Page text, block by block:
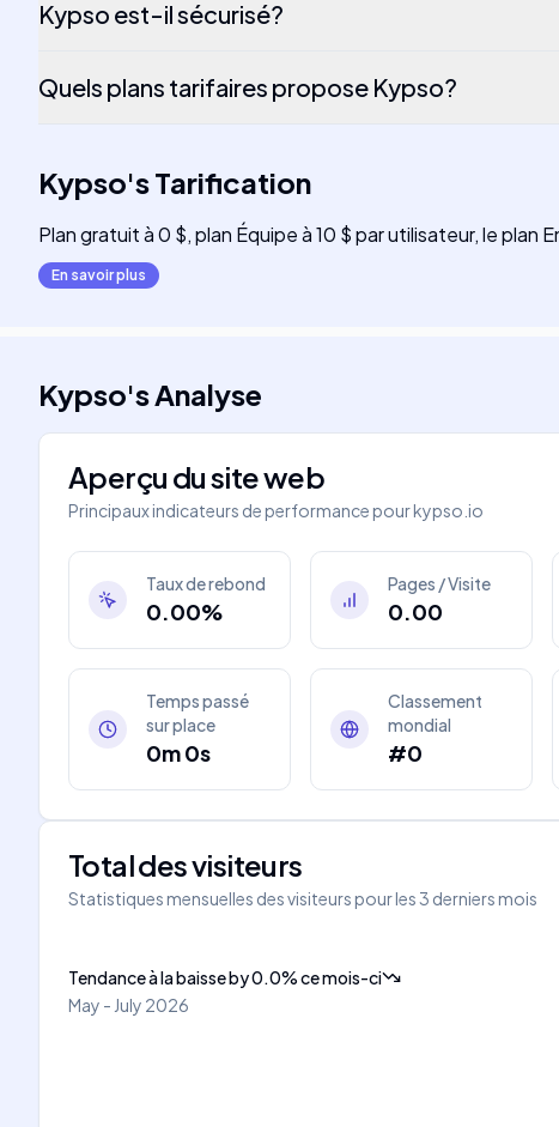
Kypso est-il sécurisé?
Quels plans tarifaires propose Kypso?
Kypso'sTarification
Plan gratuit à 0 $, plan Équipe à 10 $ par utilisateur, le plan
En savoir plus
Kypso'sAnalyse
Aperçu du site web
Principaux indicateurs de performance pourkypso.io
Taux de rebond
0.00%
Pages / Visite
0.00
Temps passé
sur place
0m 0s
Classement
mondial
#0
Total des visiteurs
Statistiques mensuelles des visiteurs pour les 3 derniers mois
Tendance à la baisseby0.0%ce mois-ci
May - July 2026